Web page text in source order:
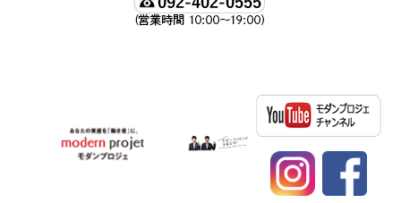
資産運用、不動産投資ならモダンプロジ